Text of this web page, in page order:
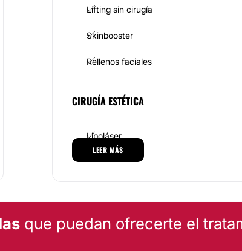
Lifting sin cirugía
Skinbooster
Rellenos faciales
CIRUGÍA ESTÉTICA
Lipoláser
Lipofilling
TRATAMIENTOS ESTÉTICOS
LEER MÁS
que puedan ofrecerte el